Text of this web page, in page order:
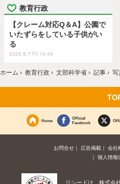
教育行政
【クレーム対応Q＆A】公園で
いたずらをしている子供がい
る
2026.8.7 Fri 19:45
ホーム › 教育行政 › 文部科学省 › 記事 › 写
Home
Official
Facebook
お問合せ 広告掲載 会社
個人情報
リシードは、株式会